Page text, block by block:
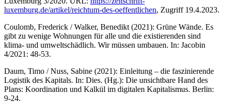
luxemburg.de/artikel/reichtum-des-oeffentlichen, Zugriff 19.4.2023.
Coulomb, Frederick / Walker, Benedikt (2021): Grüne Wände. Es
gibt zu wenige Wohnungen für alle und die existierenden sind
klima- und umweltschädlich. Wir müssen umbauen. In: Jacobin
4/2021: 48-53.
Daum, Timo / Nuss, Sabine (2021): Einleitung – die faszinierende
Logistik des Kapitals. In: Dies. (Hg.): Die unsichtbare Hand des
Plans: Koordination und Kalkül im digitalen Kapitalismus. Berlin:
9-24.